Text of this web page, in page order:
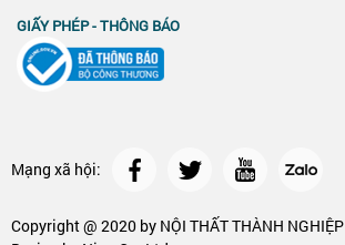
GIẤY PHÉP - THÔNG BÁO
Mạng xã hội:
Copyright @ 2020 by NỘI THẤT THÀNH NGHIỆP